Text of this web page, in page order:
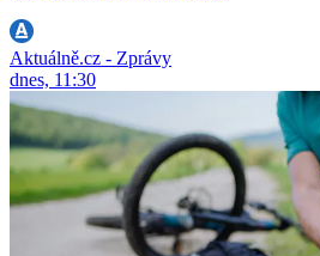
Aktuálně.cz - Zprávy
dnes, 11:30